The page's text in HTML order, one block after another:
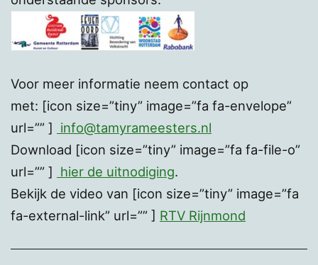
Voor meer informatie neem contact op
met: [icon size=”tiny” image=”fa fa-envelope”
url=”” ] info@tamyrameesters.nl
Download [icon size=”tiny” image=”fa fa-file-o”
url=”” ] hier de uitnodiging.
Bekijk de video van [icon size=”tiny” image=”fa
fa-external-link” url=”” ] RTV Rijnmond